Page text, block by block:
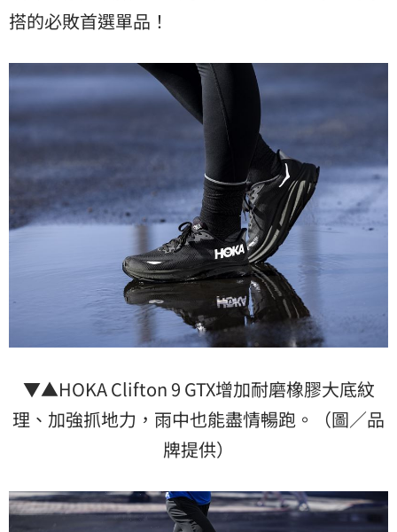
搭的必敗首選單品！
▼▲HOKA Clifton 9 GTX增加耐磨橡膠大底紋
理、加強抓地力，雨中也能盡情暢跑。（圖／品
牌提供）